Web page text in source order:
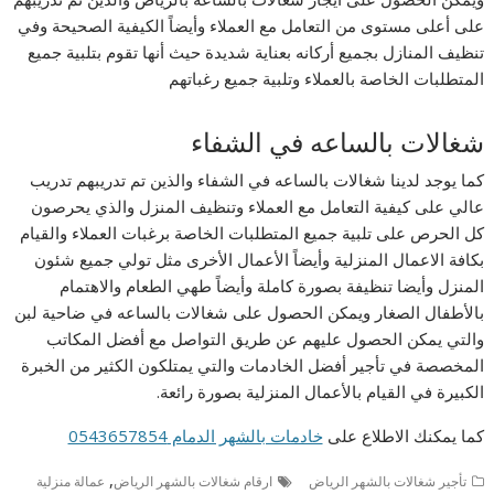
على أعلى مستوى من التعامل مع العملاء وأيضاً الكيفية الصحيحة وفي
تنظيف المنازل بجميع أركانه بعناية شديدة حيث أنها تقوم بتلبية جميع
المتطلبات الخاصة بالعملاء وتلبية جميع رغباتهم
شغالات بالساعه في الشفاء
كما يوجد لدينا شغالات بالساعه في الشفاء والذين تم تدريبهم تدريب
عالي على كيفية التعامل مع العملاء وتنظيف المنزل والذي يحرصون
كل الحرص على تلبية جميع المتطلبات الخاصة برغبات العملاء والقيام
بكافة الاعمال المنزلية وأيضاً الأعمال الأخرى مثل تولي جميع شئون
المنزل وأيضا تنظيفة بصورة كاملة وأيضاً طهي الطعام والاهتمام
بالأطفال الصغار ويمكن الحصول على شغالات بالساعه في ضاحية لبن
والتي يمكن الحصول عليهم عن طريق التواصل مع أفضل المكاتب
المخصصة في تأجير أفضل الخادمات والتي يمتلكون الكثير من الخبرة
الكبيرة في القيام بالأعمال المنزلية بصورة رائعة.
كما يمكنك الاطلاع علىخادمات بالشهر الدمام 0543657854
تأجير شغالات بالشهر الرياض ارقام شغالات بالشهر الرياض, عمالة منزلية